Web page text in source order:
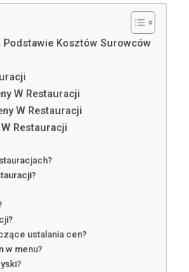
Podstawie Kosztów Surowców
W Restauracji
W Restauracji
Restauracji
ustalania cen?
w menu?